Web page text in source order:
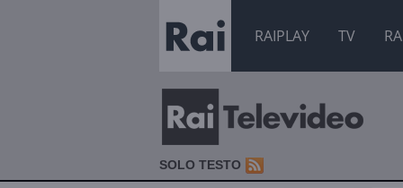
RAIPLAY TV
SOLO TESTO